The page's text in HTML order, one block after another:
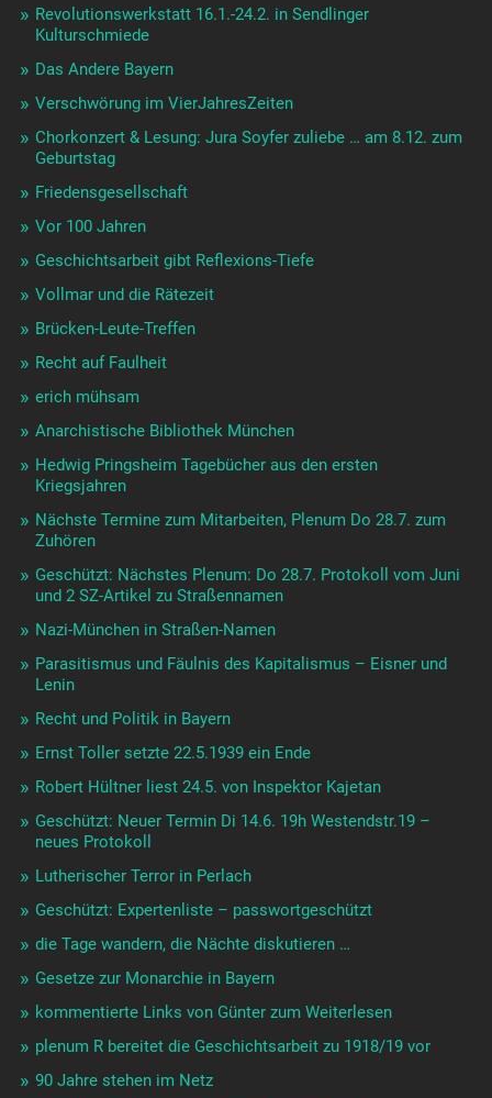
Revolutionswerkstatt 16.1.-24.2. in Sendlinger
Kulturschmiede
Das Andere Bayern
Verschwörung im VierJahresZeiten
Chorkonzert & Lesung: Jura Soyfer zuliebe … am 8.12. zum
Geburtstag
Friedensgesellschaft
Vor 100 Jahren
Geschichtsarbeit gibt Reflexions-Tiefe
Vollmar und die Rätezeit
Brücken-Leute-Treffen
Recht auf Faulheit
erich mühsam
Anarchistische Bibliothek München
Hedwig Pringsheim Tagebücher aus den ersten
Kriegsjahren
Nächste Termine zum Mitarbeiten, Plenum Do 28.7. zum
Zuhören
Geschützt: Nächstes Plenum: Do 28.7. Protokoll vom Juni
und 2 SZ-Artikel zu Straßennamen
Nazi-München in Straßen-Namen
Parasitismus und Fäulnis des Kapitalismus – Eisner und
Lenin
Recht und Politik in Bayern
Ernst Toller setzte 22.5.1939 ein Ende
Robert Hültner liest 24.5. von Inspektor Kajetan
Geschützt: Neuer Termin Di 14.6. 19h Westendstr.19 –
neues Protokoll
Lutherischer Terror in Perlach
Geschützt: Expertenliste – passwortgeschützt
die Tage wandern, die Nächte diskutieren …
Gesetze zur Monarchie in Bayern
kommentierte Links von Günter zum Weiterlesen
plenum R bereitet die Geschichtsarbeit zu 1918/19 vor
90 Jahre stehen im Netz